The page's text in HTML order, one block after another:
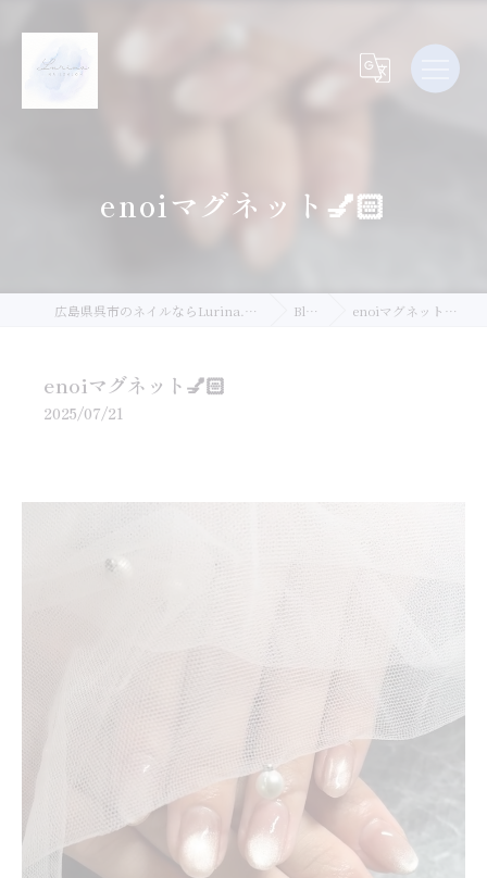
enoiマグネット💅🏻
広島県呉市のネイルならLurina.Nail Blog enoiマグネット💅🏻
enoiマグネット💅🏻
2025/07/21